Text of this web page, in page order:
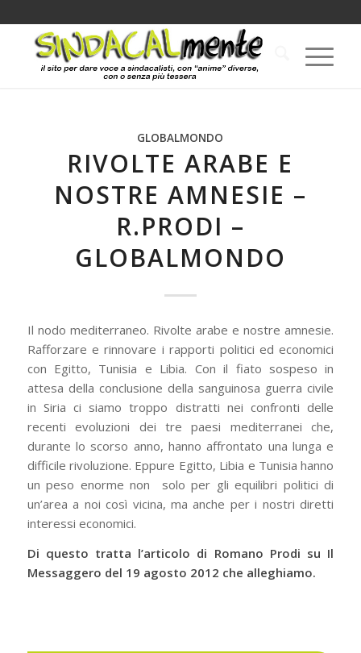
GLOBALMONDO
RIVOLTE ARABE E
NOSTRE AMNESIE –
R.PRODI –
GLOBALMONDO
Il nodo mediterraneo. Rivolte arabe e nostre amnesie.
Rafforzare e rinnovare i rapporti politici ed economici
con Egitto, Tunisia e Libia. Con il fiato sospeso in
attesa della conclusione della sanguinosa guerra civile
in Siria ci siamo troppo distratti nei confronti delle
recenti evoluzioni dei tre paesi mediterranei che,
durante lo scorso anno, hanno affrontato una lunga e
difficile rivoluzione. Eppure Egitto, Libia e Tunisia hanno
un peso enorme non solo per gli equilibri politici di
un’area a noi così vicina, ma anche per i nostri diretti
interessi economici.
Di questo tratta l’articolo di Romano Prodi su Il
Messaggero del 19 agosto 2012 che alleghiamo.